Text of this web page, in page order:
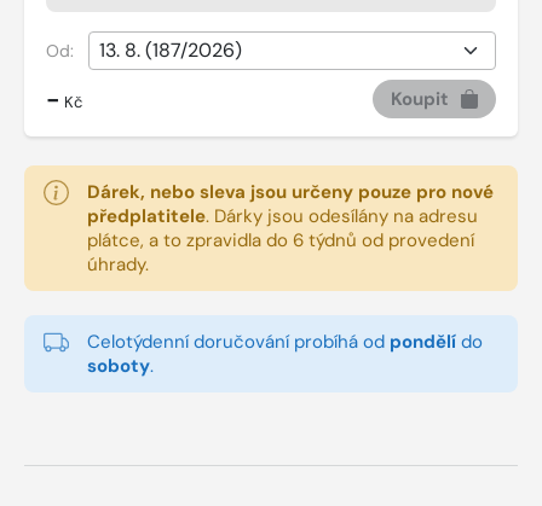
Od:
- Kč Koupit
Dárek, nebo sleva jsou určeny pouze pro nové
předplatitele. Dárky jsou odesílány na adresu
plátce, a to zpravidla do 6 týdnů od provedení
úhrady.
Celotýdenní doručování probíhá od pondělí do
soboty.